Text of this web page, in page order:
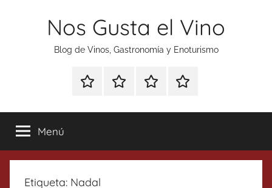
Nos Gusta el Vino
Blog de Vinos, Gastronomía y Enoturismo
Especial
Tonics
Enoturismo
Gastronomía
RankingContacto
Menú
Etiqueta: Nadal